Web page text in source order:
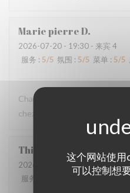
这个网站使用
可以控制想
Marie pierreD
2026-07-20 - 19:30 - 来宾 4
服务 : 5/5 氛围 : 5/5 菜单 : 5/5
Chaque fois qu’on vient au
chez vous ❤️🌻incontournable
Thierry
2026-07-19
- 13:00 - 来宾 2
服务
3 /5 菜单 : 3/5